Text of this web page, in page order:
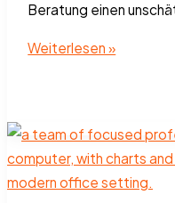
Beratung einen
Der
Optimierung
Weiterlesen »